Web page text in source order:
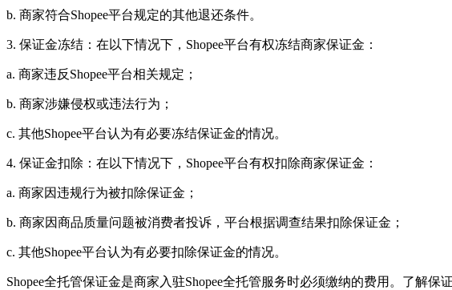
b. 商家符合Shopee平台规定的其他退还条件。
3. 保证金冻结：在以下情况下，Shopee平台有权冻结商家保证金：
a. 商家违反Shopee平台相关规定；
b. 商家涉嫌侵权或违法行为；
c. 其他Shopee平台认为有必要冻结保证金的情况。
4. 保证金扣除：在以下情况下，Shopee平台有权扣除商家保证金：
a. 商家因违规行为被扣除保证金；
b. 商家因商品质量问题被消费者投诉，平台根据调查结果扣除保证金；
c. 其他Shopee平台认为有必要扣除保证金的情况。
Shopee全托管保证金是商家入驻Shopee全托管服务时必须缴纳的费用。了解